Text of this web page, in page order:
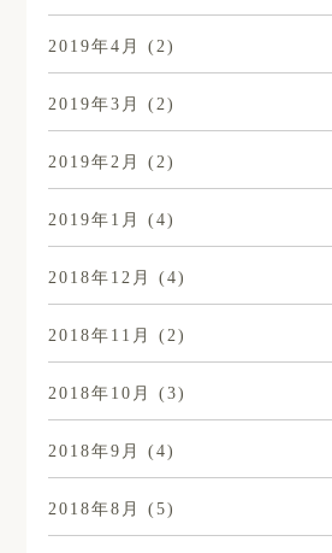
2019年4月 (2)
2019年3月 (2)
2019年2月 (2)
2019年1月 (4)
2018年12月 (4)
2018年11月 (2)
2018年10月 (3)
2018年9月 (4)
2018年8月 (5)